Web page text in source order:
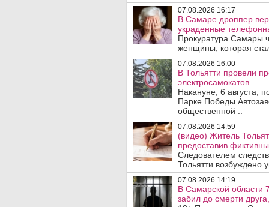
07.08.2026 16:17
В Самаре дроппер
украденные
Прокуратура Самары
женщины, которая
07.08.2026 16:00
В Тольятти провели
электросамокатов .
Накануне, 6 августа,
Парке Победы
общественной ..
07.08.2026 14:59
(видео) Житель
предоставив
Следователем
Тольятти возбуждено
07.08.2026 14:19
В Самарской области
забил до смерти